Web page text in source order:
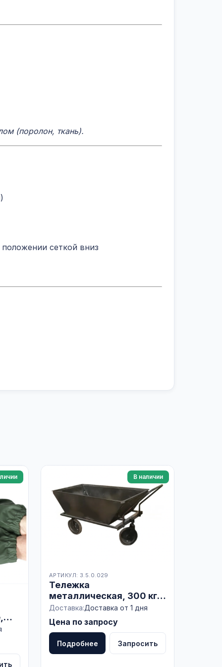
(поролон, ткань).
сеткой вниз
В наличии
АРТИКУЛ: 3.5.0.029
Тележка
металлическая, 300 кг,
со съемным кузовом,
ось Ø 20мм, БЕЛАРУСЬ
Доставка:Доставка от 1 дня
Цена по запросу
Подробнее Запросить